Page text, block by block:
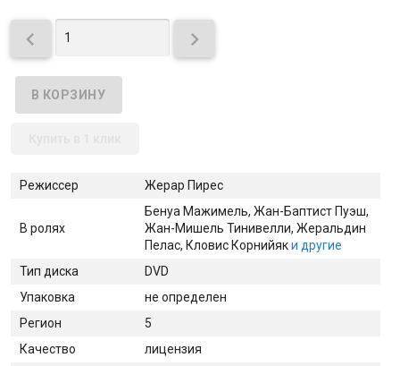
 
Режиссер Жерар Пирес
В ролях
Бенуа Мажимель, Жан-Баптист Пуэш,
Жан-Мишель Тинивелли, Жеральдин
Пелас, Кловис Корнийяки другие
Тип диска
DVD
Упаковка
не определен
Регион
5
Качество
лицензия